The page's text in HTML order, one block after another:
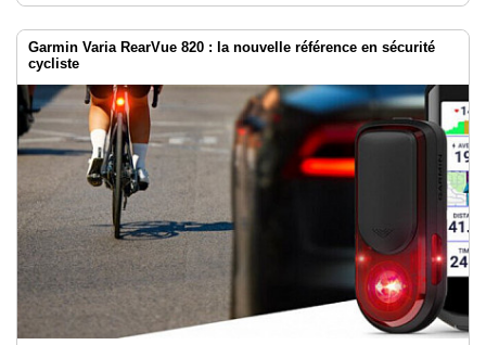
Garmin Varia RearVue 820 : la nouvelle référence en sécurité
cycliste